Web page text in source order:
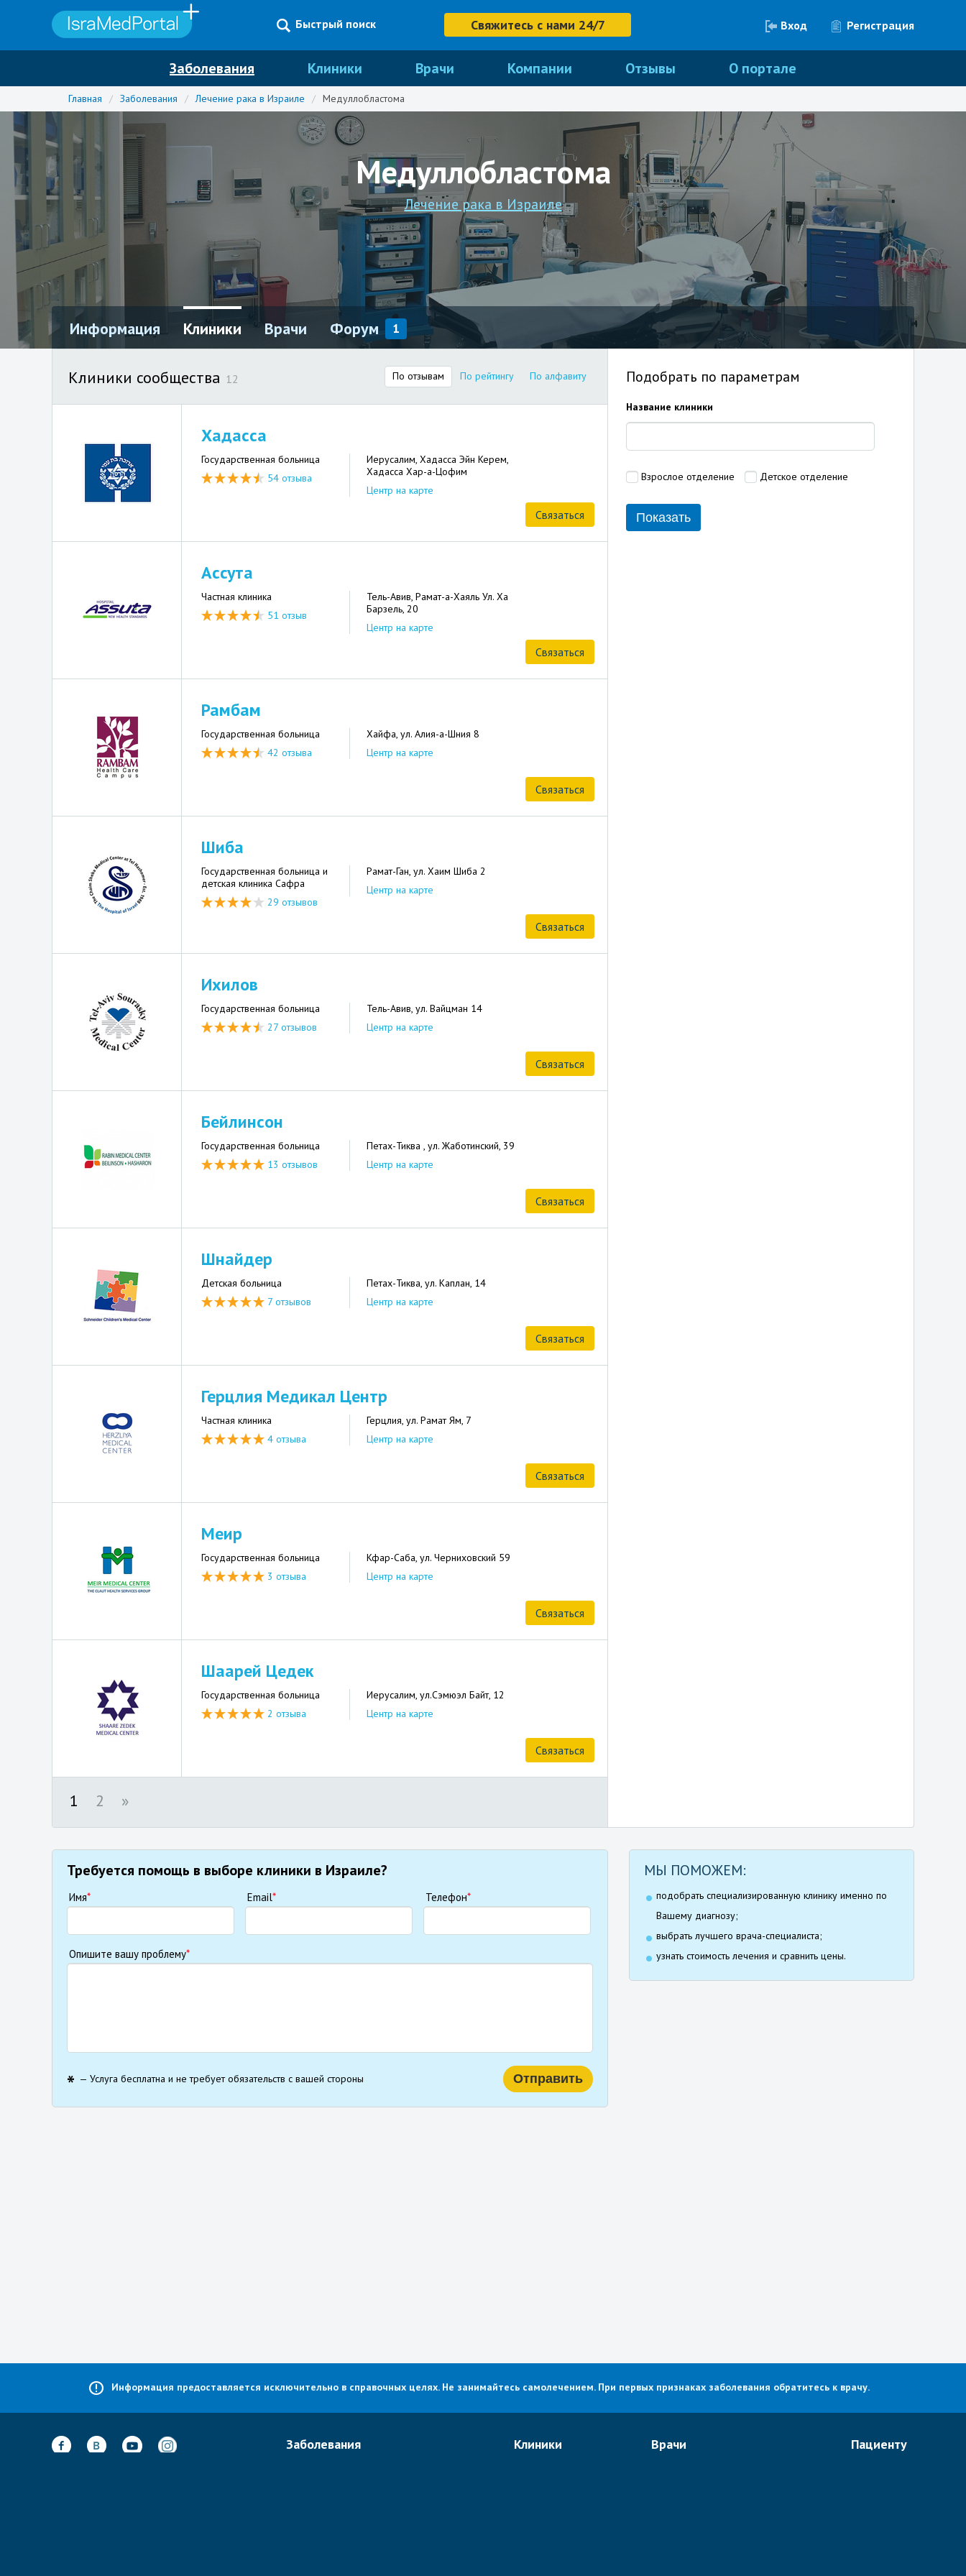
Регистрация
Вход
Быстрый поиск Свяжитесь с нами 24/7
Заболевания Клиники Врачи Компании Отзывы О портале
Главная / Заболевания / Лечение рака в Израиле / Медуллобластома
Медуллобластома
Лечение рака в Израиле
Информация Клиники Врачи Форум 1
По отзывам По рейтингу По алфавиту
Клиники сообщества 12
Хадасса
Государственная больница
54 отзыва
Иерусалим, Хадасса Эйн Керем,
Хадасса Хар-а-Цофим
Центр на карте
Связаться
Ассута
Частная клиника
51 отзыв
Тель-Авив, Рамат-а-Хаяль Ул. Ха
Барзель, 20
Центр на карте
Связаться
Рамбам
Государственная больница
42 отзыва
Хайфа, ул. Алия-а-Шния 8
Центр на карте
Связаться
Шиба
Государственная больница и
детская клиника Сафра
29 отзывов
Рамат-Ган, ул. Хаим Шиба 2
Центр на карте
Связаться
Ихилов
Государственная больница
27 отзывов
Тель-Авив, ул. Вайцман 14
Центр на карте
Связаться
Бейлинсон
Государственная больница
13 отзывов
Петах-Тиква , ул. Жаботинский, 39
Центр на карте
Связаться
Шнайдер
Детская больница
7 отзывов
Петах-Тиква, ул. Каплан, 14
Центр на карте
Связаться
Герцлия Медикал Центр
Частная клиника
4 отзыва
Герцлия, ул. Рамат Ям, 7
Центр на карте
Связаться
Меир
Государственная больница
3 отзыва
Кфар-Саба, ул. Черниховский 59
Центр на карте
Связаться
Шаарей Цедек
Государственная больница
2 отзыва
Иерусалим, ул.Сэмюэл Байт, 12
Центр на карте
Связаться
1 2 »
Подобрать по параметрам
Название клиники
Взрослое отделение Детское отделение
Требуется помощь в выборе клиники в Израиле?
Имя* Email* Телефон*
Опишите вашу проблему*
— Услуга бесплатна и не требует обязательств с вашей стороны
МЫ ПОМОЖЕМ:
подобрать специализированную клинику именно по
Вашему диагнозу;
выбрать лучшего врача-специалиста;
узнать стоимость лечения и сравнить цены.
Информация предоставляется исключительно в справочных целях. Не занимайтесь самолечением. При первых признаках заболевания обратитесь к врачу.
Заболевания Клиники Врачи Пациенту